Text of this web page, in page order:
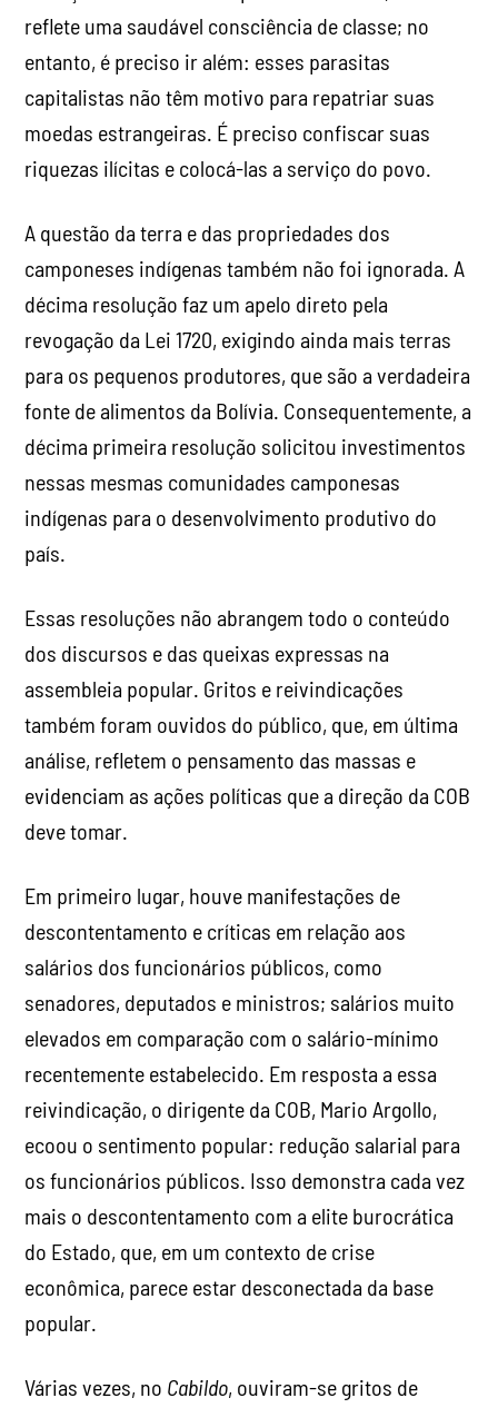
reflete uma saudável consciência de classe; no
entanto, é preciso ir além: esses parasitas
capitalistas não têm motivo para repatriar suas
moedas estrangeiras. É preciso confiscar suas
riquezas ilícitas e colocá-las a serviço do povo.
A questão da terra e das propriedades dos
camponeses indígenas também não foi ignorada. A
décima resolução faz um apelo direto pela
revogação da Lei 1720, exigindo ainda mais terras
para os pequenos produtores, que são a verdadeira
fonte de alimentos da Bolívia. Consequentemente, a
décima primeira resolução solicitou investimentos
nessas mesmas comunidades camponesas
indígenas para o desenvolvimento produtivo do
país.
Essas resoluções não abrangem todo o conteúdo
dos discursos e das queixas expressas na
assembleia popular. Gritos e reivindicações
também foram ouvidos do público, que, em última
análise, refletem o pensamento das massas e
evidenciam as ações políticas que a direção da COB
deve tomar.
Em primeiro lugar, houve manifestações de
descontentamento e críticas em relação aos
salários dos funcionários públicos, como
senadores, deputados e ministros; salários muito
elevados em comparação com o salário-mínimo
recentemente estabelecido. Em resposta a essa
reivindicação, o dirigente da COB, Mario Argollo,
ecoou o sentimento popular: redução salarial para
os funcionários públicos. Isso demonstra cada vez
mais o descontentamento com a elite burocrática
do Estado, que, em um contexto de crise
econômica, parece estar desconectada da base
popular.
Várias vezes, no Cabildo, ouviram-se gritos de